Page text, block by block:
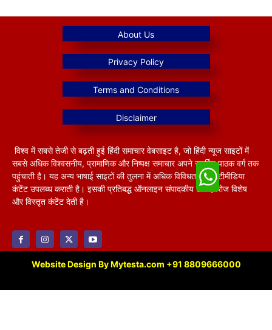
विश्व में सबसे तेजी से बढ़ती हुई हिंदी समाचार वेबसाइट है, जो हिंदी न्यूज साइटों में
सबसे अधिक विश्वसनीय, प्रामाणिक और निष्पक्ष समाचार अपने समर्पित पाठक वर्ग तक
पहुंचाती है। यह अन्य भाषाई साइटों की तुलना में अधिक विविधतापूर्ण मल्टीमीडिया
कंटेंट उपलब्ध कराती है। इसकी प्रतिबद्ध ऑनलाइन संपादकीय टीम हररोज विशेष
और विस्तृत कंटेंट देती है।
Website Design By Mytesta.com +91 8809666000